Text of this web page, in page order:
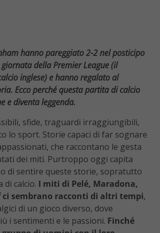
hanno pareggiato 2-2 nel posticipo
della Premier League (il
inglese) e hanno regalato al
Ecco perché questa partita di calcio
e diventa leggenda.
sfide, traguardi irraggiungibili,
lo sport. Storie capaci di far sognare
che raccontano le gesta
dei miti. Purtroppo oggi capita
di sentire queste storie, sopratutto
di calcio. I miti di Pelé, Maradona,
ci sembrano racconti di altri tempi,
di un gioco diverso, dove
i sentimenti e le passioni. Finché